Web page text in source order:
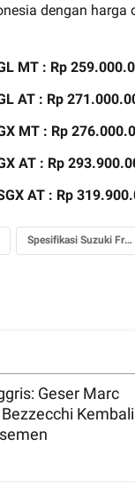
dengan harga
MT : Rp
AT : Rp
MT : Rp
AT : Rp
AT : Rp
Spesifikasi Suzuki Fronx
Geser Marc